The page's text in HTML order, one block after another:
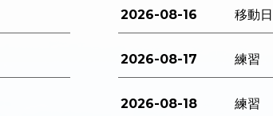
2026-08-16 移動日
2026-08-17 練習
2026-08-18 練習